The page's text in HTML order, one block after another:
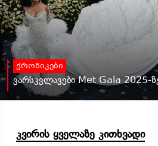
ქრონიკები
ვარსკვლავები Met Gala 2025-
კვირის ყველაზე კითხვადი